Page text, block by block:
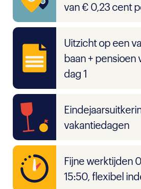
van € 0,23 cent
Uitzicht op een
baan + pensioen
dag 1
vakantiedagen
Fijne werktijden
15:50, flexibel